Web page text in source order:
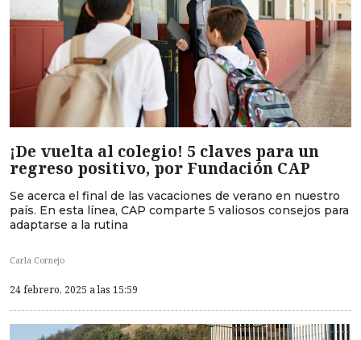
¡De vuelta al colegio! 5 claves para un
regreso positivo, por Fundación CAP
Se acerca el final de las vacaciones de verano en nuestro
país. En esta línea, CAP comparte 5 valiosos consejos para
adaptarse a la rutina
Carla Cornejo
24 febrero, 2025 a las 15:59